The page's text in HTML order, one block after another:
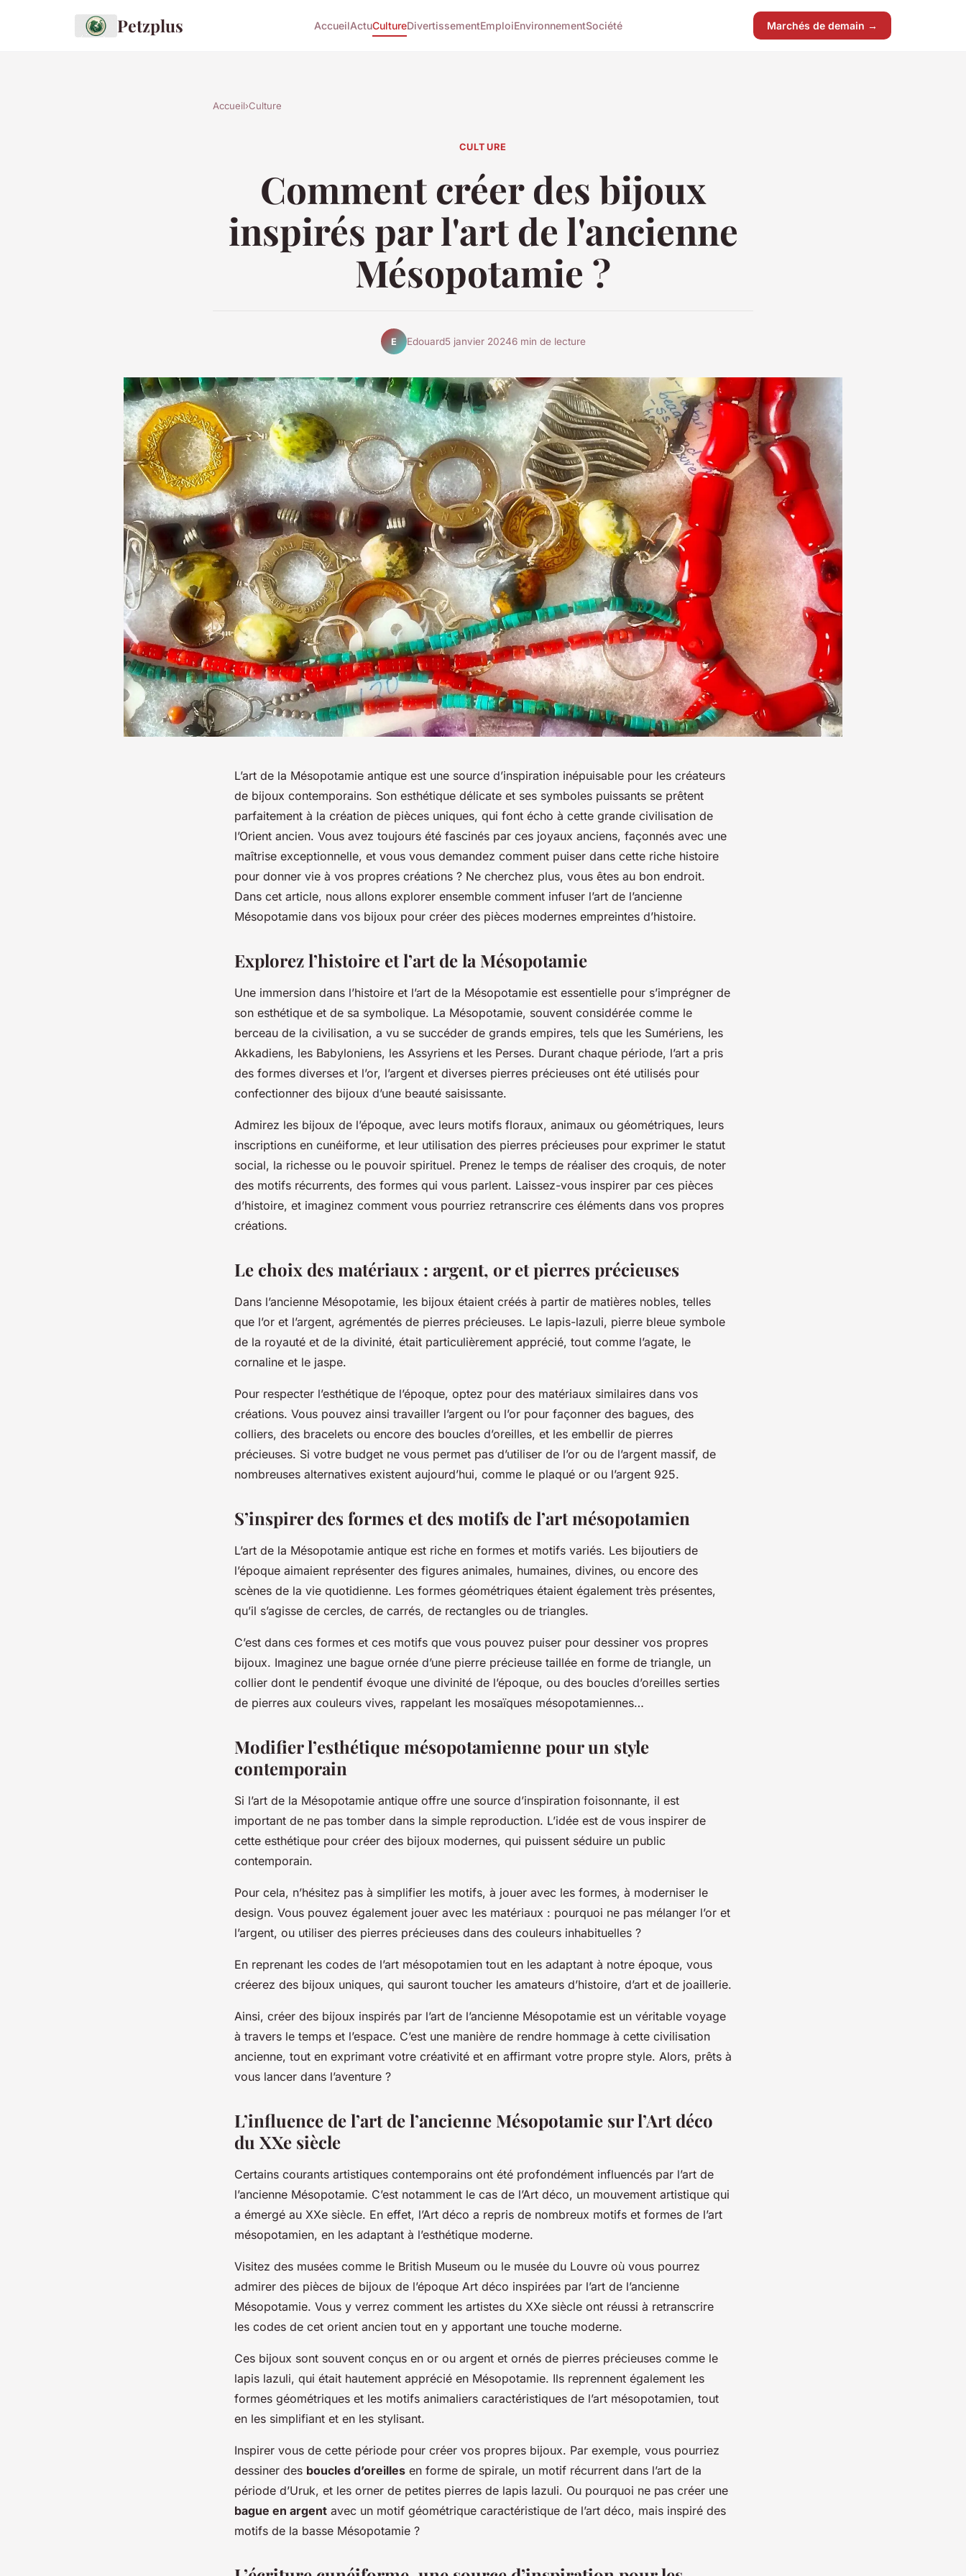
Petzplus AccueilActuCultureDivertissementEmploiEnvironnementSociété Marchés de demain →
Accueil›Culture
CULTURE
Comment créer des bijoux
inspirés par l'art de l'ancienne
Mésopotamie ?
E Edouard5 janvier 20246 min de lecture
L’art de la Mésopotamie antique est une source d’inspiration inépuisable pour les créateurs
de bijoux contemporains. Son esthétique délicate et ses symboles puissants se prêtent
parfaitement à la création de pièces uniques, qui font écho à cette grande civilisation de
l’Orient ancien. Vous avez toujours été fascinés par ces joyaux anciens, façonnés avec une
maîtrise exceptionnelle, et vous vous demandez comment puiser dans cette riche histoire
pour donner vie à vos propres créations ? Ne cherchez plus, vous êtes au bon endroit.
Dans cet article, nous allons explorer ensemble comment infuser l’art de l’ancienne
Mésopotamie dans vos bijoux pour créer des pièces modernes empreintes d’histoire.
Explorez l’histoire et l’art de la Mésopotamie
Une immersion dans l’histoire et l’art de la Mésopotamie est essentielle pour s’imprégner de
son esthétique et de sa symbolique. La Mésopotamie, souvent considérée comme le
berceau de la civilisation, a vu se succéder de grands empires, tels que les Sumériens, les
Akkadiens, les Babyloniens, les Assyriens et les Perses. Durant chaque période, l’art a pris
des formes diverses et l’or, l’argent et diverses pierres précieuses ont été utilisés pour
confectionner des bijoux d’une beauté saisissante.
Admirez les bijoux de l’époque, avec leurs motifs floraux, animaux ou géométriques, leurs
inscriptions en cunéiforme, et leur utilisation des pierres précieuses pour exprimer le statut
social, la richesse ou le pouvoir spirituel. Prenez le temps de réaliser des croquis, de noter
des motifs récurrents, des formes qui vous parlent. Laissez-vous inspirer par ces pièces
d’histoire, et imaginez comment vous pourriez retranscrire ces éléments dans vos propres
créations.
Le choix des matériaux : argent, or et pierres précieuses
Dans l’ancienne Mésopotamie, les bijoux étaient créés à partir de matières nobles, telles
que l’or et l’argent, agrémentés de pierres précieuses. Le lapis-lazuli, pierre bleue symbole
de la royauté et de la divinité, était particulièrement apprécié, tout comme l’agate, le
cornaline et le jaspe.
Pour respecter l’esthétique de l’époque, optez pour des matériaux similaires dans vos
créations. Vous pouvez ainsi travailler l’argent ou l’or pour façonner des bagues, des
colliers, des bracelets ou encore des boucles d’oreilles, et les embellir de pierres
précieuses. Si votre budget ne vous permet pas d’utiliser de l’or ou de l’argent massif, de
nombreuses alternatives existent aujourd’hui, comme le plaqué or ou l’argent 925.
S’inspirer des formes et des motifs de l’art mésopotamien
L’art de la Mésopotamie antique est riche en formes et motifs variés. Les bijoutiers de
l’époque aimaient représenter des figures animales, humaines, divines, ou encore des
scènes de la vie quotidienne. Les formes géométriques étaient également très présentes,
qu’il s’agisse de cercles, de carrés, de rectangles ou de triangles.
C’est dans ces formes et ces motifs que vous pouvez puiser pour dessiner vos propres
bijoux. Imaginez une bague ornée d’une pierre précieuse taillée en forme de triangle, un
collier dont le pendentif évoque une divinité de l’époque, ou des boucles d’oreilles serties
de pierres aux couleurs vives, rappelant les mosaïques mésopotamiennes…
Modifier l’esthétique mésopotamienne pour un style
contemporain
Si l’art de la Mésopotamie antique offre une source d’inspiration foisonnante, il est
important de ne pas tomber dans la simple reproduction. L’idée est de vous inspirer de
cette esthétique pour créer des bijoux modernes, qui puissent séduire un public
contemporain.
Pour cela, n’hésitez pas à simplifier les motifs, à jouer avec les formes, à moderniser le
design. Vous pouvez également jouer avec les matériaux : pourquoi ne pas mélanger l’or et
l’argent, ou utiliser des pierres précieuses dans des couleurs inhabituelles ?
En reprenant les codes de l’art mésopotamien tout en les adaptant à notre époque, vous
créerez des bijoux uniques, qui sauront toucher les amateurs d’histoire, d’art et de joaillerie.
Ainsi, créer des bijoux inspirés par l’art de l’ancienne Mésopotamie est un véritable voyage
à travers le temps et l’espace. C’est une manière de rendre hommage à cette civilisation
ancienne, tout en exprimant votre créativité et en affirmant votre propre style. Alors, prêts à
vous lancer dans l’aventure ?
L’influence de l’art de l’ancienne Mésopotamie sur l’Art déco
du XXe siècle
Certains courants artistiques contemporains ont été profondément influencés par l’art de
l’ancienne Mésopotamie. C’est notamment le cas de l’Art déco, un mouvement artistique qui
a émergé au XXe siècle. En effet, l’Art déco a repris de nombreux motifs et formes de l’art
mésopotamien, en les adaptant à l’esthétique moderne.
Visitez des musées comme le British Museum ou le musée du Louvre où vous pourrez
admirer des pièces de bijoux de l’époque Art déco inspirées par l’art de l’ancienne
Mésopotamie. Vous y verrez comment les artistes du XXe siècle ont réussi à retranscrire
les codes de cet orient ancien tout en y apportant une touche moderne.
Ces bijoux sont souvent conçus en or ou argent et ornés de pierres précieuses comme le
lapis lazuli, qui était hautement apprécié en Mésopotamie. Ils reprennent également les
formes géométriques et les motifs animaliers caractéristiques de l’art mésopotamien, tout
en les simplifiant et en les stylisant.
Inspirer vous de cette période pour créer vos propres bijoux. Par exemple, vous pourriez
dessiner des boucles d’oreilles en forme de spirale, un motif récurrent dans l’art de la
période d’Uruk, et les orner de petites pierres de lapis lazuli. Ou pourquoi ne pas créer une
bague en argent avec un motif géométrique caractéristique de l’art déco, mais inspiré des
motifs de la basse Mésopotamie ?